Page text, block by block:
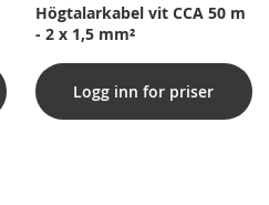
Högtalarkabel vit CCA 50 m
- 2 x 1,5 mm²
Logg inn for priser